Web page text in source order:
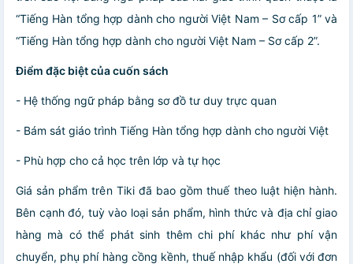
“Tiếng Hàn tổng hợp dành cho người Việt Nam – Sơ cấp 1” và
“Tiếng Hàn tổng hợp dành cho người Việt Nam – Sơ cấp 2”.
Điểm đặc biệt của cuốn sách
- Hệ thống ngữ pháp bằng sơ đồ tư duy trực quan
- Bám sát giáo trình Tiếng Hàn tổng hợp dành cho người Việt
- Phù hợp cho cả học trên lớp và tự học
Giá sản phẩm trên Tiki đã bao gồm thuế theo luật hiện hành.
Bên cạnh đó, tuỳ vào loại sản phẩm, hình thức và địa chỉ giao
hàng mà có thể phát sinh thêm chi phí khác như phí vận
chuyển, phụ phí hàng cồng kềnh, thuế nhập khẩu (đối với đơn